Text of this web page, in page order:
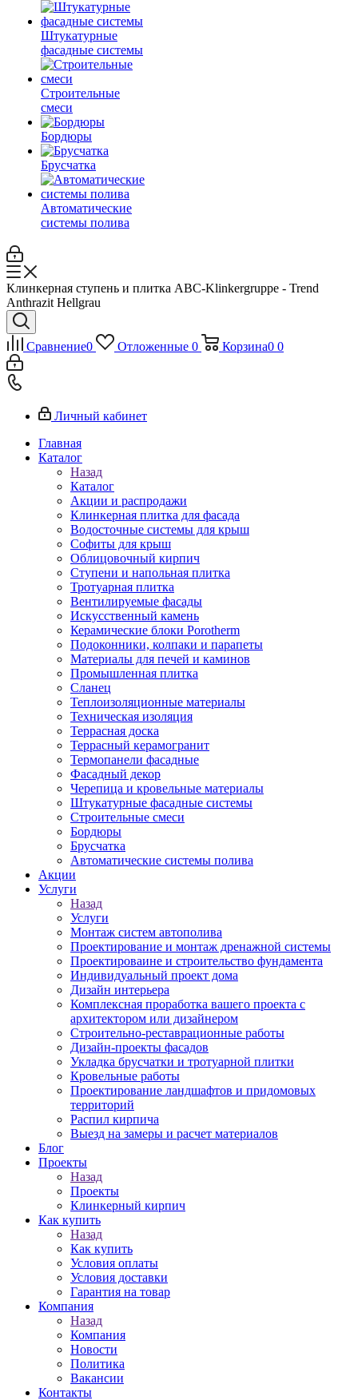
Штукатурные
фасадные системы
Строительные
смеси
Бордюры
Брусчатка
Автоматические
системы полива
Клинкерная ступень и плитка ABC-Klinkergruppe - Trend
Anthrazit Hellgrau
Сравнение0 Отложенные 0 Корзина0 0
Личный кабинет
Главная
Каталог
Назад
Каталог
Акции и распродажи
Клинкерная плитка для фасада
Водосточные системы для крыш
Софиты для крыш
Облицовочный кирпич
Ступени и напольная плитка
Тротуарная плитка
Вентилируемые фасады
Искусственный камень
Керамические блоки Porotherm
Подоконники, колпаки и парапеты
Материалы для печей и каминов
Промышленная плитка
Сланец
Теплоизоляционные материалы
Техническая изоляция
Террасная доска
Террасный керамогранит
Термопанели фасадные
Фасадный декор
Черепица и кровельные материалы
Штукатурные фасадные системы
Строительные смеси
Бордюры
Брусчатка
Автоматические системы полива
Акции
Услуги
Назад
Услуги
Монтаж систем автополива
Проектирование и монтаж дренажной системы
Проектироваине и строительство фундамента
Индивидуальный проект дома
Дизайн интерьера
Комплексная проработка вашего проекта с
архитектором или дизайнером
Строительно-реставрационные работы
Дизайн-проекты фасадов
Укладка брусчатки и тротуарной плитки
Кровельные работы
Проектирование ландшафтов и придомовых
территорий
Распил кирпича
Выезд на замеры и расчет материалов
Блог
Проекты
Назад
Проекты
Клинкерный кирпич
Как купить
Назад
Как купить
Условия оплаты
Условия доставки
Гарантия на товар
Компания
Назад
Компания
Новости
Политика
Вакансии
Контакты